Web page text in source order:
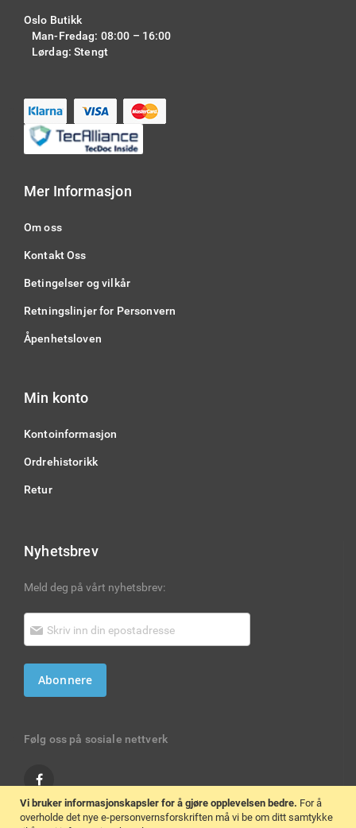
Vi bruker informasjonskapsler for å gjøre opplevelsen bedre. For å
overholde det nye e-personvernsforskriften må vi be om ditt samtykke
Oslo Butikk
Man-Fredag: 08:00 – 16:00
Lørdag: Stengt
Mer Informasjon
Om oss
Kontakt Oss
Betingelser og vilkår
Retningslinjer for Personvern
Åpenhetsloven
Min konto
Kontoinformasjon
Ordrehistorikk
Retur
Nyhetsbrev
Meld deg på vårt nyhetsbrev:
Abonnere
Følg oss på sosiale nettverk